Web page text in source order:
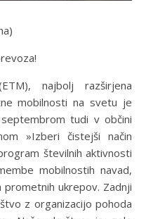
najbolj razširjena
mobilnosti na svetu je
tudi v občini
»Izberi čistejši način
številnih aktivnosti
mobilnostih navad,
ukrepov. Zadnji
z organizacijo pohoda